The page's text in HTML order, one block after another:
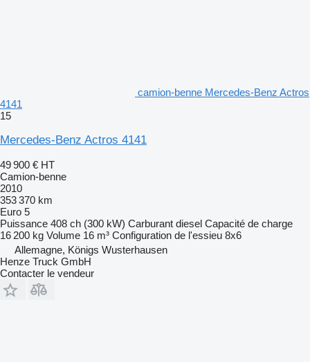
camion-benne Mercedes-Benz Actros
4141
15
Mercedes-Benz Actros 4141
49 900 € HT
Camion-benne
2010
353 370 km
Euro 5
Puissance 408 ch (300 kW) Carburant diesel Capacité de charge
16 200 kg Volume 16 m³ Configuration de l'essieu 8x6
Allemagne, Königs Wusterhausen
Henze Truck GmbH
Contacter le vendeur